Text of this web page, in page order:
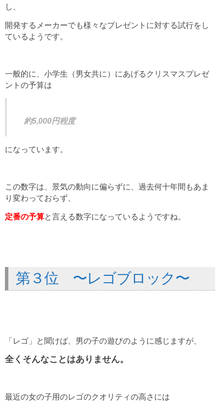
し、
開発するメーカーでも様々なプレゼントに対する試行をし
ているようです。
一般的に、小学生（男女共に）にあげるクリスマスプレゼ
ントの予算は
約5,000円程度
になっています。
この数字は、景気の動向に偏らずに、過去何十年間もあま
り変わっておらず、
定番の予算と言える数字になっているようですね。
第３位 〜レゴブロック〜
「レゴ」と聞けば、男の子の遊びのように感じますが、
全くそんなことはありません。
最近の女の子用のレゴのクオリティの高さには